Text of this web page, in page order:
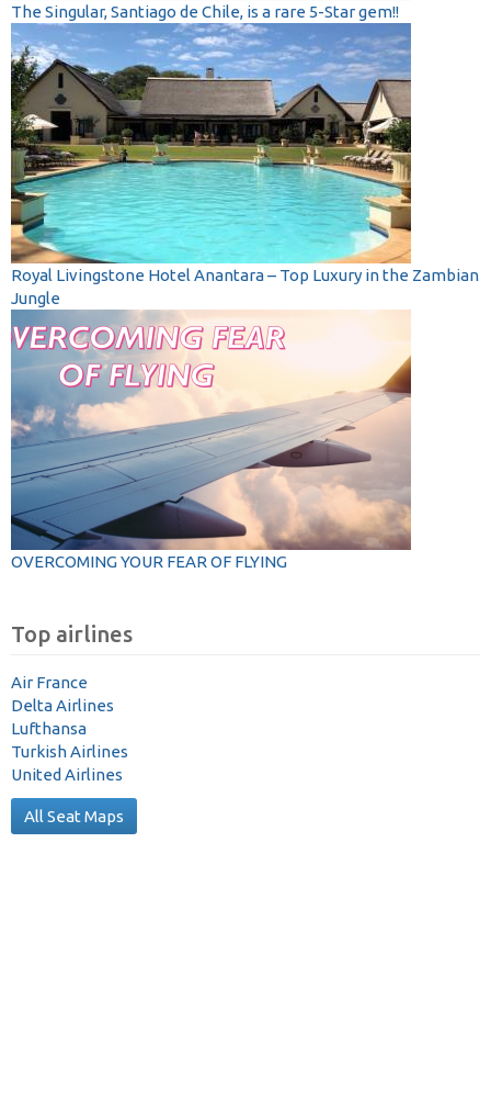
The Singular, Santiago de Chile, is a rare 5-Star gem!!
Royal Livingstone Hotel Anantara – Top Luxury in the Zambian
Jungle
OVERCOMING YOUR FEAR OF FLYING
Top airlines
Air France
Delta Airlines
Lufthansa
Turkish Airlines
United Airlines
All Seat Maps